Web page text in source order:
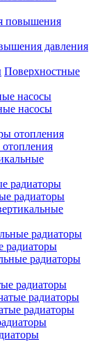
повышения
давления
Поверхностные
насосы
насосы
радиаторы
радиаторы
радиаторы
радиаторы
радиаторы
радиаторы
радиаторы
радиаторы